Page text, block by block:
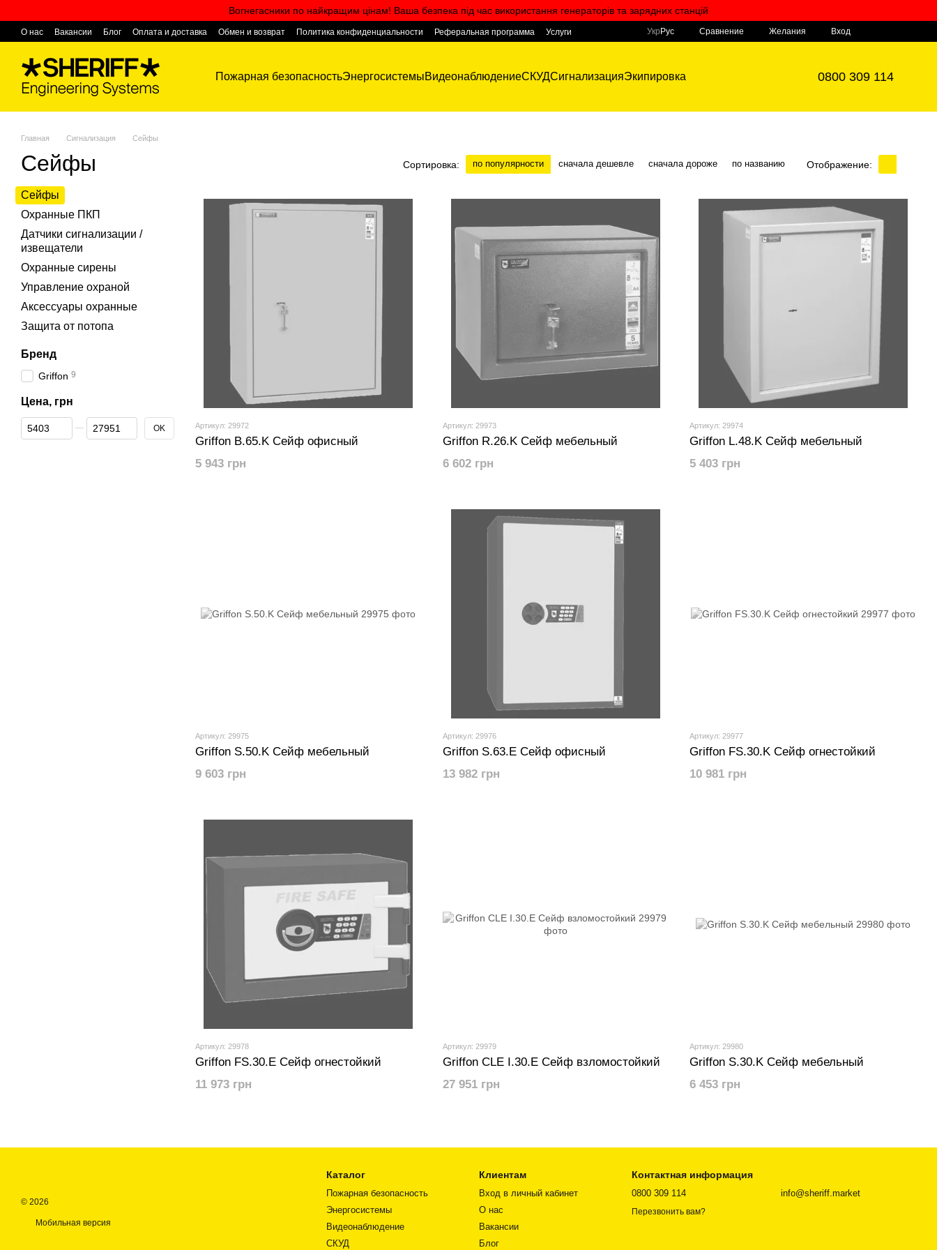
Вогнегасники по найкращим цінам! Ваша безпека під час використання генераторів та зарядних станцій
О нас Вакансии Блог Оплата и доставка Обмен и возврат Политика конфиденциальности Реферальная программа
Услуги
Укр Рус Сравнение Желания Вход
Пожарная безопасностьЭнергосистемыВидеонаблюдениеСКУДСигнализацияЭкипировка 0800 309 114
Главная Сигнализация Сейфы
Сейфы Сортировка: по популярности сначала дешевле сначала дороже по названию Отображение:
Артикул: 29972
Griffon B.65.K Сейф офисный
5 943 грн
Артикул: 29973
Griffon R.26.K Сейф мебельный
6 602 грн
Артикул: 29974
Griffon L.48.K Сейф мебельный
5 403 грн
Артикул: 29975
Griffon S.50.K Сейф мебельный
9 603 грн
Артикул: 29976
Griffon S.63.E Сейф офисный
13 982 грн
Артикул: 29977
Griffon FS.30.K Сейф огнестойкий
10 981 грн
Артикул: 29978
Griffon FS.30.E Сейф огнестойкий
11 973 грн
Артикул: 29979
Griffon CLE I.30.E Сейф взломостойкий
27 951 грн
Артикул: 29980
Griffon S.30.K Сейф мебельный
6 453 грн
Сейфы
Охранные ПКП
Датчики сигнализации /
извещатели
Охранные сирены
Управление охраной
Аксессуары охранные
Защита от потопа
Бренд
Griffon 9
Цена, грн
От Цена, грн
До Цена, грн OK
© 2026
Мобильная версия
Каталог
Пожарная безопасность
Энергосистемы
Видеонаблюдение
СКУД
Клиентам
Вход в личный кабинет
О нас
Вакансии
Блог
Контактная информация
0800 309 114
Перезвонить вам?
info@sheriff.market